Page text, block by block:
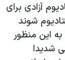
آزادی برای
شوند
این منظور
شدیدا